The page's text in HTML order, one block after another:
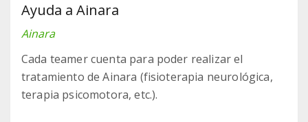
Ayuda a Ainara
Ainara
Cada teamer cuenta para poder realizar el
tratamiento de Ainara (fisioterapia neurológica,
terapia psicomotora, etc.).